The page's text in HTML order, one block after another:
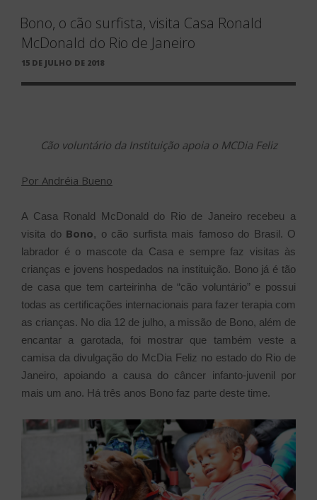
Bono, o cão surfista, visita Casa Ronald
McDonald do Rio de Janeiro
PUBLICADO
15 DE JULHO DE 2018
Cão voluntário da Instituição apoia o MCDia Feliz
Por Andréia Bueno
A Casa Ronald McDonald do Rio de Janeiro recebeu a
visita do Bono, o cão surfista mais famoso do Brasil. O
labrador é o mascote da Casa e sempre faz visitas às
crianças e jovens hospedados na instituição. Bono já é tão
de casa que tem carteirinha de “cão voluntário” e possui
todas as certificações internacionais para fazer terapia com
as crianças. No dia 12 de julho, a missão de Bono, além de
encantar a garotada, foi mostrar que também veste a
camisa da divulgação do McDia Feliz no estado do Rio de
Janeiro, apoiando a causa do câncer infanto-juvenil por
mais um ano. Há três anos Bono faz parte deste time.